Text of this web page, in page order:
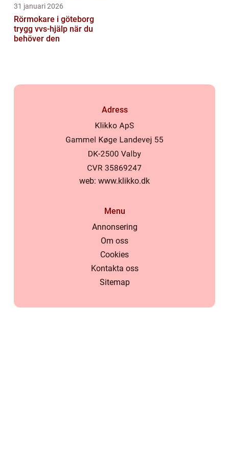
31 januari 2026
Rörmokare i göteborg
trygg vvs-hjälp när du
behöver den
Adress
web: www.klikko.dk
Menu
Annonsering
Om oss
Cookies
Kontakta oss
Sitemap